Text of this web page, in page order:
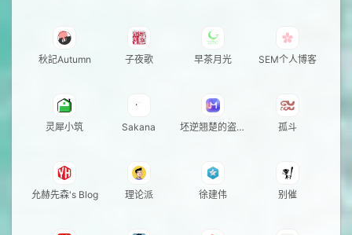
秋記Autumn 子夜歌 早茶月光 SEM个人博客
灵犀小筑 Sakana
坯逆翘楚的盗闲
孤斗
允赫先森's Blog 理论派 徐建伟 别催